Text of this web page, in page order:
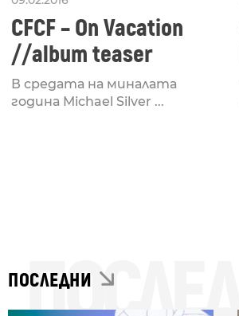
CFCF – On Vacation
//album teaser
В средата на миналата
година Michael Silver ...
ПОСЛЕДНИ